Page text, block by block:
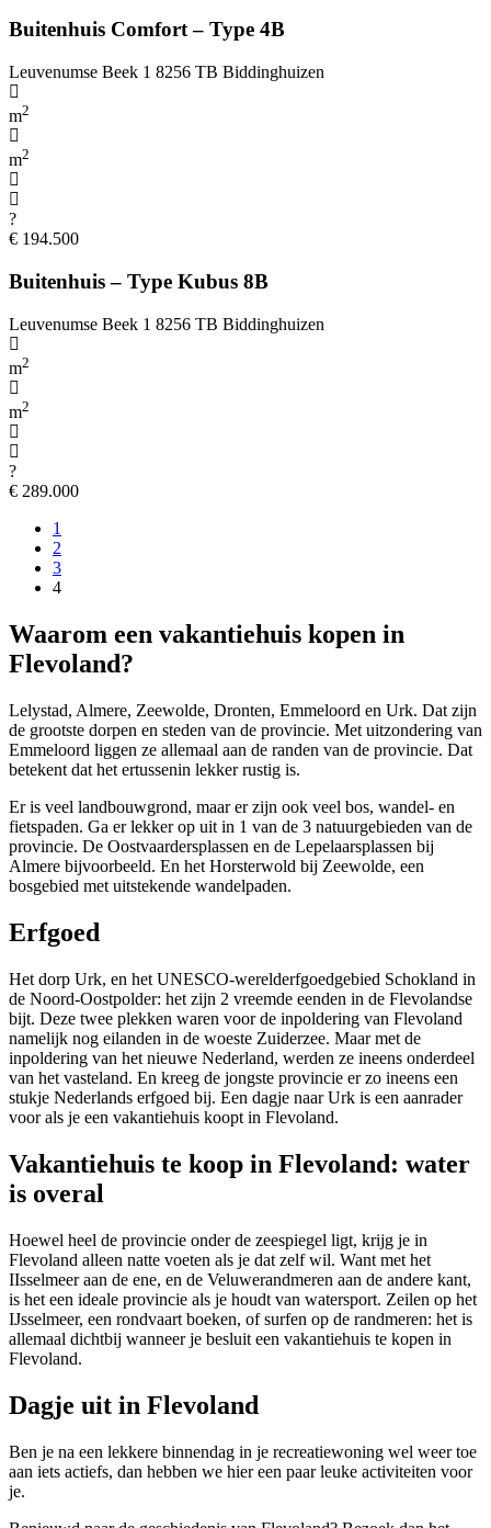
Buitenhuis Comfort – Type 4B
Leuvenumse Beek 1 8256 TB Biddinghuizen
m2
m2
?
€ 194.500
Buitenhuis – Type Kubus 8B
Leuvenumse Beek 1 8256 TB Biddinghuizen
m2
m2
?
€ 289.000
1
2
3
4
Waarom een vakantiehuis kopen in
Flevoland?
Lelystad, Almere, Zeewolde, Dronten, Emmeloord en Urk. Dat zijn
de grootste dorpen en steden van de provincie. Met uitzondering van
Emmeloord liggen ze allemaal aan de randen van de provincie. Dat
betekent dat het ertussenin lekker rustig is.
Er is veel landbouwgrond, maar er zijn ook veel bos, wandel- en
fietspaden. Ga er lekker op uit in 1 van de 3 natuurgebieden van de
provincie. De Oostvaardersplassen en de Lepelaarsplassen bij
Almere bijvoorbeeld. En het Horsterwold bij Zeewolde, een
bosgebied met uitstekende wandelpaden.
Erfgoed
Het dorp Urk, en het UNESCO-werelderfgoedgebied Schokland in
de Noord-Oostpolder: het zijn 2 vreemde eenden in de Flevolandse
bijt. Deze twee plekken waren voor de inpoldering van Flevoland
namelijk nog eilanden in de woeste Zuiderzee. Maar met de
inpoldering van het nieuwe Nederland, werden ze ineens onderdeel
van het vasteland. En kreeg de jongste provincie er zo ineens een
stukje Nederlands erfgoed bij. Een dagje naar Urk is een aanrader
voor als je een vakantiehuis koopt in Flevoland.
Vakantiehuis te koop in Flevoland: water
is overal
Hoewel heel de provincie onder de zeespiegel ligt, krijg je in
Flevoland alleen natte voeten als je dat zelf wil. Want met het
IIsselmeer aan de ene, en de Veluwerandmeren aan de andere kant,
is het een ideale provincie als je houdt van watersport. Zeilen op het
IJsselmeer, een rondvaart boeken, of surfen op de randmeren: het is
allemaal dichtbij wanneer je besluit een vakantiehuis te kopen in
Flevoland.
Dagje uit in Flevoland
Ben je na een lekkere binnendag in je recreatiewoning wel weer toe
aan iets actiefs, dan hebben we hier een paar leuke activiteiten voor
je.